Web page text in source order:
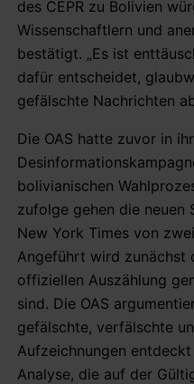
des CEPR zu Bolivien
Wissenschaftlern und
bestätigt. „Es ist
dafür entscheidet,
gefälschte Nachrichten
Die OAS hatte zuvor in
bolivianischen
zufolge gehen die neuen
New York Times von
Angeführt wird zunächst
offiziellen Auszählung
sind. Die OAS
gefälschte, verfälschte
Aufzeichnungen
Analyse, die auf der